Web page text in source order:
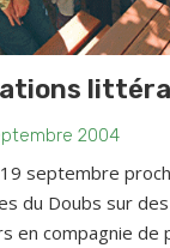
2004
septembre
du Doubs sur
en compagnie de